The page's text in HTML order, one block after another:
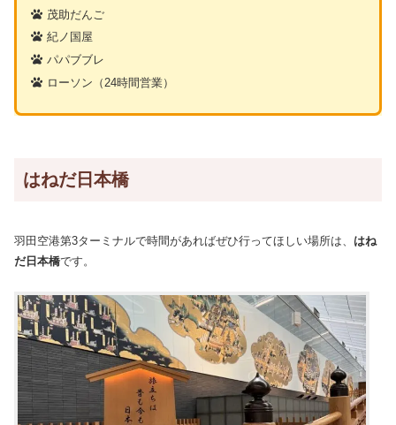
茂助だんご
紀ノ国屋
パパブブレ
ローソン（24時間営業）
はねだ日本橋
羽田空港第3ターミナルで時間があればぜひ行ってほしい場所は、 はね
だ日本橋です。